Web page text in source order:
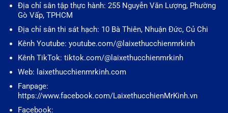
Địa chỉ sân tập thực hành: 255 Nguyễn Văn Lượng, Phường
Gò Vấp, TPHCM
Địa chỉ sân thi sát hạch: 10 Bà Thiên, Nhuận Đức, Củ Chi
Kênh Youtube: youtube.com/@laixethucchienmrkinh
Kênh TikTok: tiktok.com/@laixethucchienmrkinh
Web: laixethucchienmrkinh.com
Fanpage:
https://www.facebook.com/LaixethucchienMrKinh.vn
Facebook: